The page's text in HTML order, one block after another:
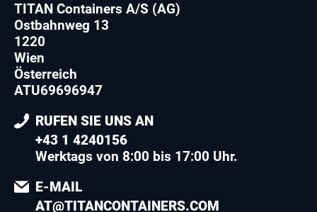
TITAN Containers A/S (AG)
Ostbahnweg 13
1220
Wien
Österreich
ATU69696947
RUFEN SIE UNS AN
+43 1 4240156
Werktags von 8:00 bis 17:00 Uhr.
E-MAIL
AT@TITANCONTAINERS.COM